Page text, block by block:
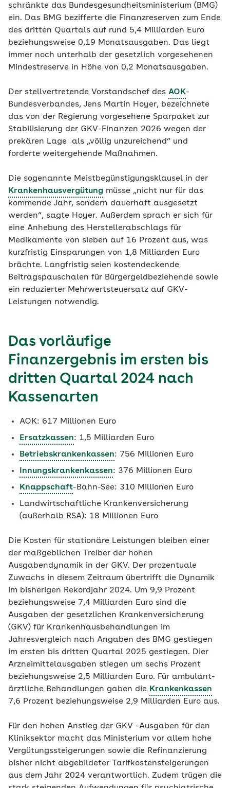
schränkte das Bundesgesundheitsministerium (BMG)
ein. Das BMG bezifferte die Finanzreserven zum Ende
des dritten Quartals auf rund 5,4 Milliarden Euro
beziehungsweise 0,19 Monatsausgaben. Das liegt
immer noch unterhalb der gesetzlich vorgesehenen
Mindestreserve in Höhe von 0,2 Monatsausgaben.
Der stellvertretende Vorstandschef des AOK-
Bundesverbandes, Jens Martin Hoyer, bezeichnete
das von der Regierung vorgesehene Sparpaket zur
Stabilisierung der GKV-Finanzen 2026 wegen der
prekären Lage als „völlig unzureichend“ und
forderte weitergehende Maßnahmen.
Die sogenannte Meistbegünstigungsklausel in der
Krankenhausvergütung müsse „nicht nur für das
kommende Jahr, sondern dauerhaft ausgesetzt
werden“, sagte Hoyer. Außerdem sprach er sich für
eine Anhebung des Herstellerabschlags für
Medikamente von sieben auf 16 Prozent aus, was
kurzfristig Einsparungen von 1,8 Milliarden Euro
brächte. Langfristig seien kostendeckende
Beitragspauschalen für Bürgergeldbeziehende sowie
ein reduzierter Mehrwertsteuersatz auf GKV-
Leistungen notwendig.
Das vorläufige
Finanzergebnis im ersten bis
dritten Quartal 2024 nach
Kassenarten
AOK: 617 Millionen Euro
Ersatzkassen: 1,5 Milliarden Euro
Betriebskrankenkassen: 756 Millionen Euro
Innungskrankenkassen: 376 Millionen Euro
Knappschaft-Bahn-See: 310 Millionen Euro
Landwirtschaftliche Krankenversicherung
(außerhalb RSA): 18 Millionen Euro
Die Kosten für stationäre Leistungen bleiben einer
der maßgeblichen Treiber der hohen
Ausgabendynamik in der GKV. Der prozentuale
Zuwachs in diesem Zeitraum übertrifft die Dynamik
im bisherigen Rekordjahr 2024. Um 9,9 Prozent
beziehungsweise 7,4 Milliarden Euro sind die
Ausgaben der gesetzlichen Krankenversicherung
(GKV) für Krankenhausbehandlungen im
Jahresvergleich nach Angaben des BMG gestiegen
im ersten bis dritten Quartal 2025 gestiegen. Dier
Arzneimittelausgaben stiegen um sechs Prozent
beziehungsweise 2,5 Milliarden Euro. Für ambulant-
ärztliche Behandlungen gaben die Krankenkassen
7,6 Prozent beziehungsweise 2,9 Milliarden Euro aus.
Für den hohen Anstieg der GKV -Ausgaben für den
Kliniksektor macht das Ministerium vor allem hohe
Vergütungssteigerungen sowie die Refinanzierung
bisher nicht abgebildeter Tarifkostensteigerungen
aus dem Jahr 2024 verantwortlich. Zudem trügen die